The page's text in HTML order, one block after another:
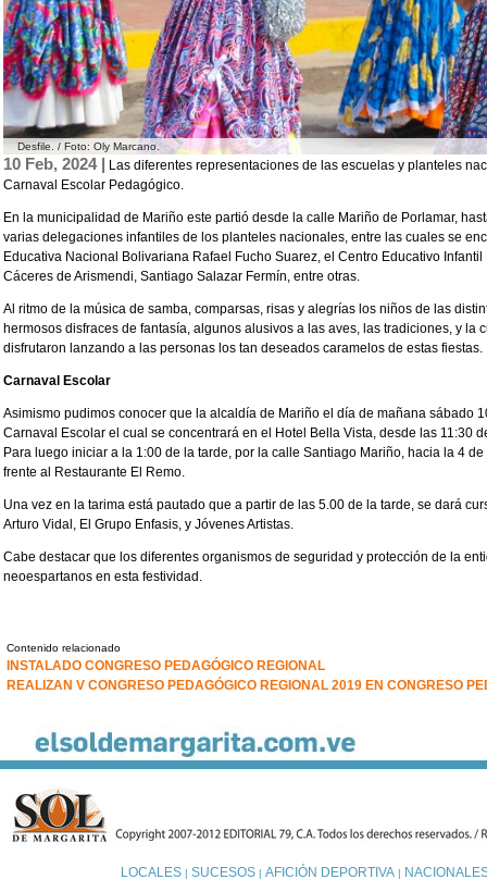
Desfile. / Foto: Oly Marcano.
10 Feb, 2024 | Las diferentes representaciones de las escuelas y planteles
Carnaval Escolar Pedagógico.
En la municipalidad de Mariño este partió desde la calle Mariño de Porlamar,
varias delegaciones infantiles de los planteles nacionales, entre las cuales se
Educativa Nacional Bolivariana Rafael Fucho Suarez, el Centro Educativo
Cáceres de Arismendi, Santiago Salazar Fermín, entre otras.
Al ritmo de la música de samba, comparsas, risas y alegrías los niños de las
hermosos disfraces de fantasía, algunos alusivos a las aves, las tradiciones, y la
disfrutaron lanzando a las personas los tan deseados caramelos de estas fiestas.
Carnaval Escolar
Asimismo pudimos conocer que la alcaldía de Mariño el día de mañana sábado
Carnaval Escolar el cual se concentrará en el Hotel Bella Vista, desde las 11:30
Para luego iniciar a la 1:00 de la tarde, por la calle Santiago Mariño, hacia la 4
frente al Restaurante El Remo.
Una vez en la tarima está pautado que a partir de las 5.00 de la tarde, se dará
Arturo Vidal, El Grupo Enfasis, y Jóvenes Artistas.
Cabe destacar que los diferentes organismos de seguridad y protección de la
neoespartanos en esta festividad.
Contenido relacionado
INSTALADO CONGRESO PEDAGÓGICO REGIONAL
REALIZAN V CONGRESO PEDAGÓGICO REGIONAL 2019 EN CONGRESO
LOCALES| SUCESOS| AFICIÓN DEPORTIVA|